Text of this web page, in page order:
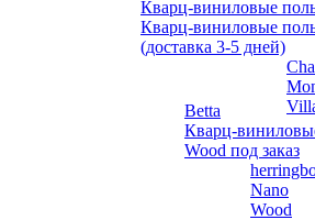
Кварц-виниловые
Кварц-виниловые
(доставка 3-5 дней)
Betta
Кварц-
Wood под заказ
Nano
Wood